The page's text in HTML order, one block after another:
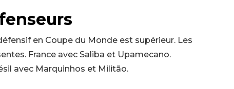
en Coupe du Monde est supérieur. Les
France avec Saliba et Upamecano.
avec Marquinhos et Militão.